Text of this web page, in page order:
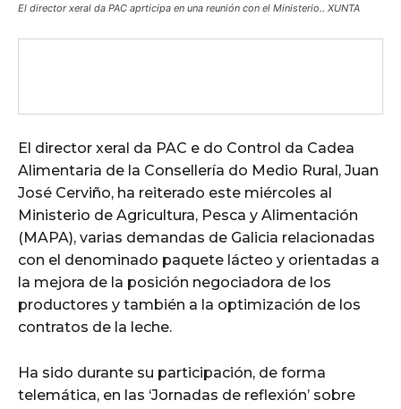
El director xeral da PAC aprticipa en una reunión con el Ministerio.. XUNTA
El director xeral da PAC e do Control da Cadea
Alimentaria de la Consellería do Medio Rural, Juan
José Cerviño, ha reiterado este miércoles al
Ministerio de Agricultura, Pesca y Alimentación
(MAPA), varias demandas de Galicia relacionadas
con el denominado paquete lácteo y orientadas a
la mejora de la posición negociadora de los
productores y también a la optimización de los
contratos de la leche.
Ha sido durante su participación, de forma
telemática, en las ‘Jornadas de reflexión’ sobre